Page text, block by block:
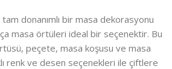
tam donanımlı bir masa dekorasyonu
masa örtüleri ideal bir seçenektir. Bu
peçete, masa koşusu ve masa
renk ve desen seçenekleri ile çiftlere